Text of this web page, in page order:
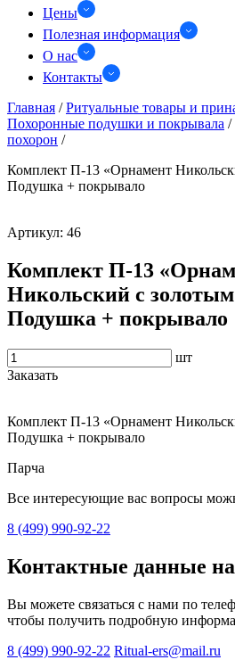
Цены
Полезная информация
О нас
Контакты
Главная / Ритуальные товары и
Похоронные подушки и покрывала /
похорон /
Комплект П-13 «Орнамент
Подушка + покрывало
Артикул: 46
Комплект П-13
Никольский с
Подушка + покрывало
шт
Заказать
Комплект П-13 «Орнамент
Подушка + покрывало
Парча
Все интересующие вас вопросы
8 (499) 990-92-22
Контактные данные
Вы можете связаться с нами по
чтобы получить подробную
8 (499) 990-92-22 Ritual-ers@mail.ru